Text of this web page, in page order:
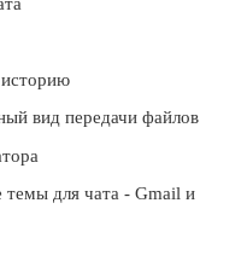
вид передачи файлов
темы для чата - Gmail и